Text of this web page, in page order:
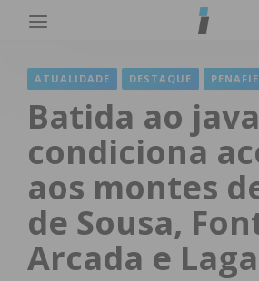
ATUALIDADE DESTAQUE
Batida ao
condiciona
aos montes
de Sousa,
Arcada e